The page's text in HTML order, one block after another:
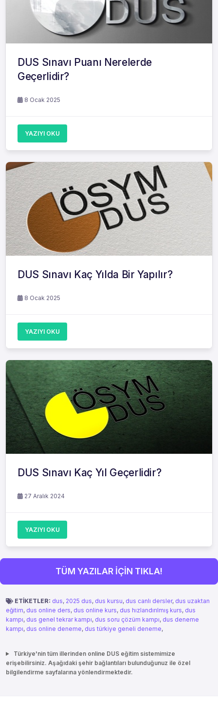
DUS Sınavı Puanı Nerelerde
Geçerlidir?
8 Ocak 2025
YAZIYI OKU
DUS Sınavı Kaç Yılda Bir Yapılır?
8 Ocak 2025
YAZIYI OKU
DUS Sınavı Kaç Yıl Geçerlidir?
27 Aralık 2024
YAZIYI OKU
TÜM YAZILAR İÇİN TIKLA!
ETİKETLER: dus, 2025 dus, dus kursu, dus canlı dersler, dus uzaktan
eğitim, dus online ders, dus online kurs, dus hızlandırılmış kurs, dus
kampı, dus genel tekrar kampı, dus soru çözüm kampı, dus deneme
kampı, dus online deneme, dus türkiye geneli deneme,
Türkiye'nin tüm illerinden online DUS eğitim sistemimize
erişebilirsiniz. Aşağıdaki şehir bağlantıları bulunduğunuz ile özel
bilgilendirme sayfalarına yönlendirmektedir.